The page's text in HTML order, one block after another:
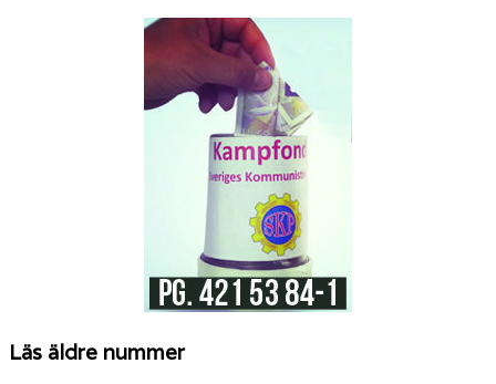
Läs äldre nummer